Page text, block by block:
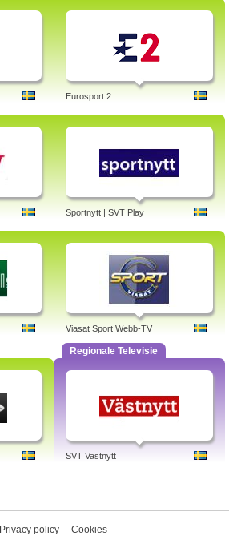
Eurosport 2
Sportnytt | SVT Play
Viasat Sport Webb-TV
Regionale Televisie
SVT Vastnytt
Privacy policy Cookies